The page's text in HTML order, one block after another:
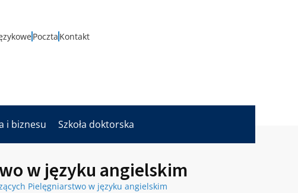
Poczta Kontakt
i biznesu Szkoła doktorska
w języku angielskim
Pielęgniarstwo w języku angielskim